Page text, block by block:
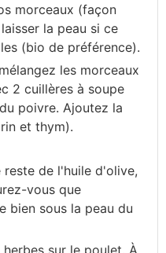
morceaux (façon
la peau si ce
(bio de préférence).
les morceaux
2 cuillères à soupe
poivre. Ajoutez la
et thym).
de l'huile d'olive,
vous que
bien sous la peau du